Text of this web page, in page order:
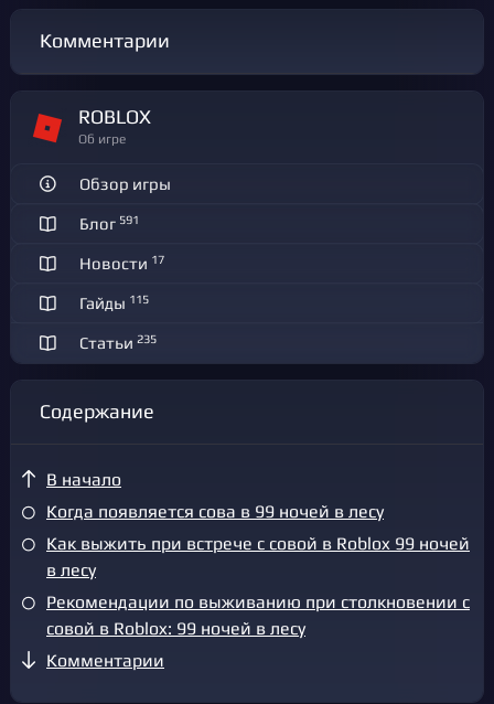
Комментарии
ROBLOX
Об игре
Обзор игры
Блог 591
Новости 17
Гайды 115
Статьи 235
Содержание
В начало
Когда появляется сова в 99 ночей в лесу
Как выжить при встрече с совой в Roblox 99 ночей
в лесу
Рекомендации по выживанию при столкновении с
совой в Roblox: 99 ночей в лесу
Комментарии